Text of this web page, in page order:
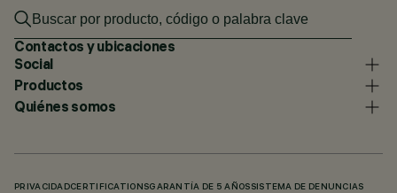
Contactos y ubicaciones
Social
Productos
Quiénes somos
PRIVACIDADCERTIFICATIONSGARANTÍA DE 5 AÑOS SISTEMA DE DENUNCIAS